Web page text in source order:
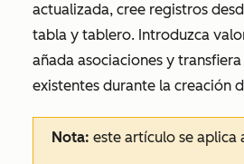
actualizada, cree registros
tabla y tablero. Introduzca
añada asociaciones y
existentes durante la creación
Nota: este artículo se aplica